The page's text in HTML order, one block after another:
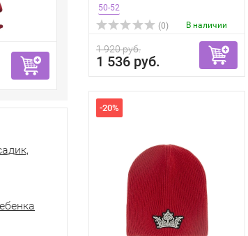
50-52
(0)
В наличии
1 920 руб.
1 536 руб.
-20%